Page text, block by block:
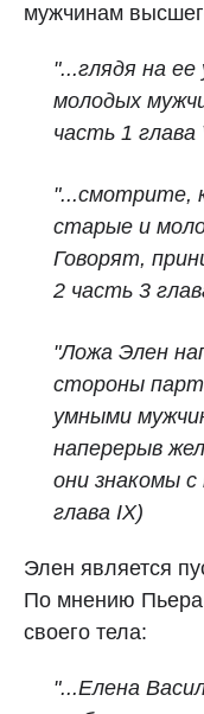
мужчинам
"...глядя на ее
молодых
часть 1 глава
"...смотрите,
старые и
Говорят,
2 часть 3
"Ложа Элен
стороны
умными
наперерыв
они знакомы
глава IX)
Элен является
По мнению
своего тела:
"...Елена